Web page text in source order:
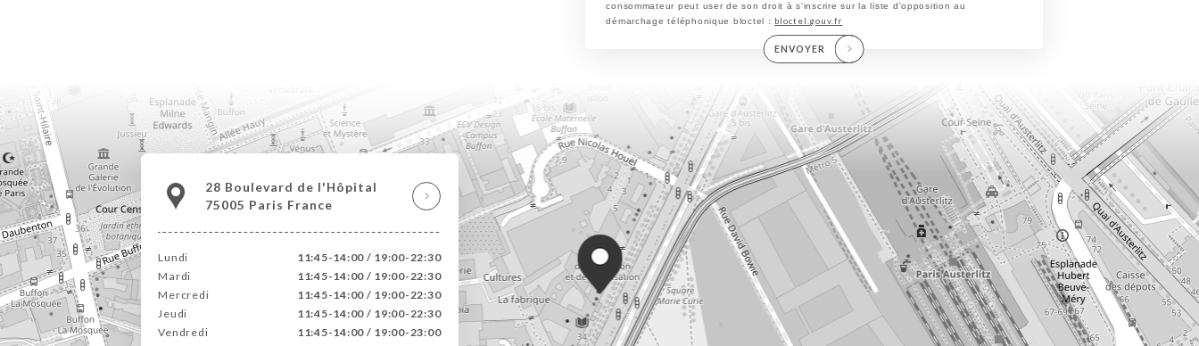
consommateur peut user de son droit à s'inscrire sur la liste d'opposition au
démarchage téléphonique bloctel : bloctel.gouv.fr
ENVOYER
28 Boulevard de l'Hôpital
75005 Paris France
Lundi
11:45-14:00 / 19:00-22:30
Mardi
11:45-14:00 / 19:00-22:30
Mercredi
11:45-14:00 / 19:00-22:30
Jeudi
11:45-14:00 / 19:00-22:30
Vendredi
11:45-14:00 / 19:00-23:00